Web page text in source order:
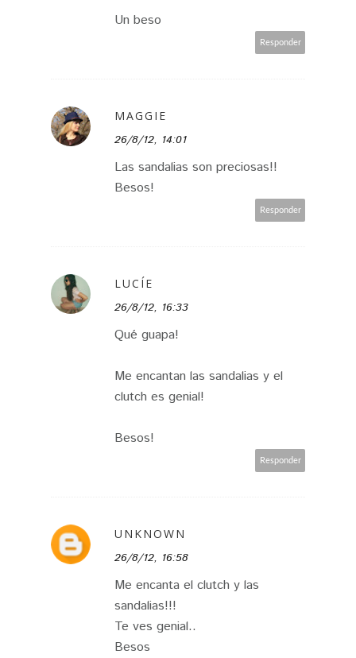
Un beso
Responder
MAGGIE
26/8/12, 14:01
Las sandalias son preciosas!!
Besos!
Responder
LUCÍE
26/8/12, 16:33
Qué guapa!
Me encantan las sandalias y el
clutch es genial!
Besos!
Responder
UNKNOWN
26/8/12, 16:58
Me encanta el clutch y las
sandalias!!!
Te ves genial..
Besos